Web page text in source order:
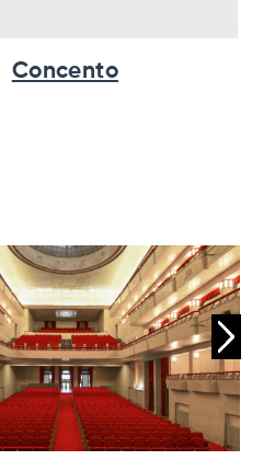
Concento